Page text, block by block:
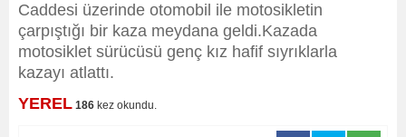
Caddesi üzerinde otomobil ile motosikletin
çarpıştığı bir kaza meydana geldi.Kazada
motosiklet sürücüsü genç kız hafif sıyrıklarla
kazayı atlattı.
YEREL 186 kez okundu.